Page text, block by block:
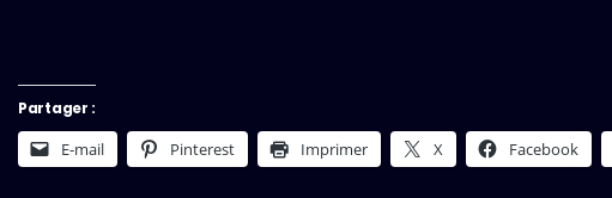
Partager :
E-mail Pinterest Imprimer X Facebook